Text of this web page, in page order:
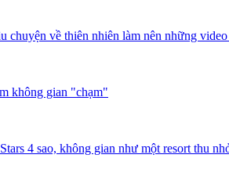
chuyện về thiên nhiên làm nên những
không gian "chạm"
4 sao, không gian như một resort thu